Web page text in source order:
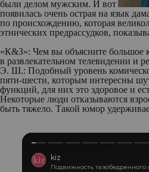
были делом мужским. И вот
появилась очень острая на язык
по происхождению, которая
этнических предрассудков,
«К&З»: Чем вы объясните большое
в развлекательном телевидении и
Э. Ш.: Подобный уровень
пяти-шести, которым интересны
функций, для них это здоровое и
Некоторые люди отказываются
быть тяжело. Такой юмор